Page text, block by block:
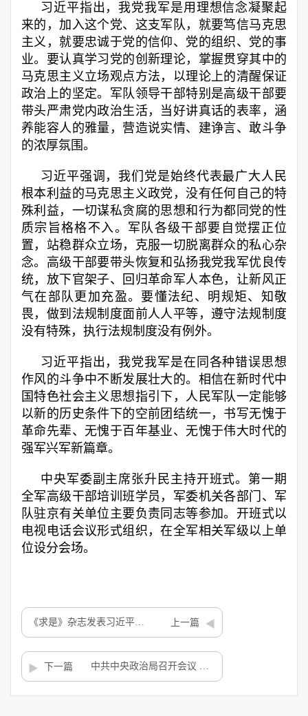
习近平指出，我党我军是用理想信念凝聚起
来的，加入这个党、这支军队，就要笃信马克思
主义，就要忠诚于党的信仰、党的组织、党的事
业。要认真学习党的创新理论，掌握贯穿其中的
马克思主义立场观点方法，以理论上的清醒保证
政治上的坚定。军队领导干部特别是高级干部要
带头严肃党内政治生活，当好讲真话的表率，涵
养能容人的雅量，营造说实情、建诤言、敢斗争
的浓厚氛围。
习近平强调，我们党是始终代表最广大人民
根本利益的马克思主义政党，没有任何自己的特
殊利益，一切谋私贪腐的思想和行为都同党的性
质宗旨格格不入。军队各级干部要自觉摆正位
置，站稳群众立场，克服一切脱离群众的私心杂
念。高级干部要带头恢复和弘扬我党我军优良传
统，放下官架子、回归革命军人本色，让新风正
气在部队更加充盈。要懂法纪、明规矩、知敬
畏，做到法规制度面前人人平等，遵守法规制度
没有特殊，执行法规制度没有例外。
习近平指出，我党我军是在同各种错误思想
作风的斗争中不断发展壮大的。相信在新时代中
国特色社会主义思想指引下，人民军队一定能够
以新的历史条件下的空前团结统一，书写无愧于
革命先辈、无愧于百年基业、无愧于伟大时代的
强军兴军新篇章。
中央军委副主席张升民主持开班式。第一期
全军高级干部培训班学员，军委机关各部门、军
队驻京有关单位主要负责同志等参加。开班式以
电视电话会议形式组织，在全军相关军级以上单
位设分会场。
《求是》杂志发表习近平总书记重要文章《树立和践行正确政绩观》 上一篇
下一篇 中共中央政治局召开会议 分析研究当前经济形势和经济工作 中共中央总书记习近平主持会议